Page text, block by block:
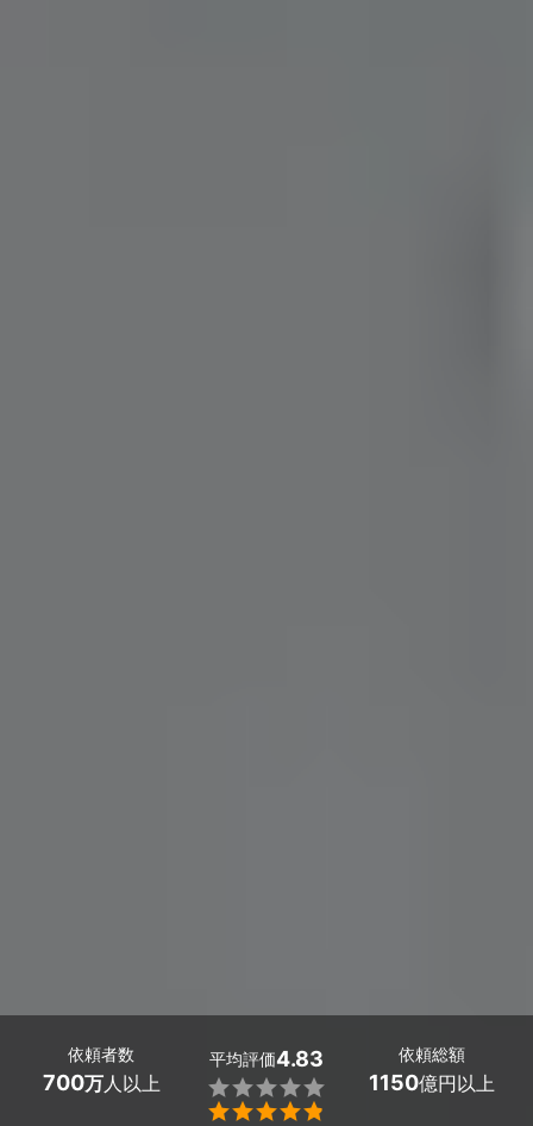
依頼者数
700万人以上
平均評価4.83


依頼総額
1150億円以上